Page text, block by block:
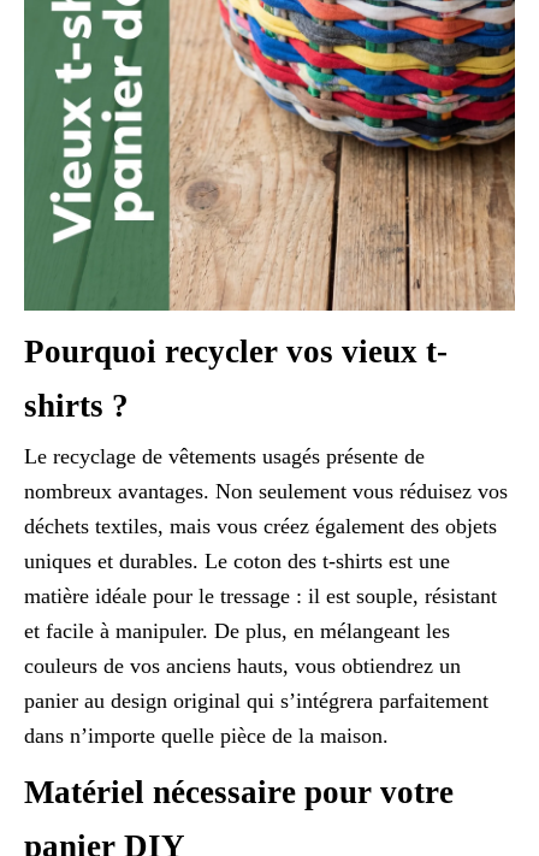
Pourquoi recycler vos vieux t-
shirts ?
Le recyclage de vêtements usagés présente de
nombreux avantages. Non seulement vous réduisez vos
déchets textiles, mais vous créez également des objets
uniques et durables. Le coton des t-shirts est une
matière idéale pour le tressage : il est souple, résistant
et facile à manipuler. De plus, en mélangeant les
couleurs de vos anciens hauts, vous obtiendrez un
panier au design original qui s’intégrera parfaitement
dans n’importe quelle pièce de la maison.
Matériel nécessaire pour votre
panier DIY